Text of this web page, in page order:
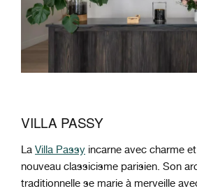
VILLA PASSY
La Villa Passy incarne avec charme
nouveau classicisme parisien. Son
traditionnelle se marie à merveille